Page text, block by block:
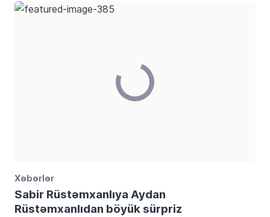
Xəbərlər
Sabir Rüstəmxanlıya Aydan
Rüstəmxanlıdan böyük sürpriz